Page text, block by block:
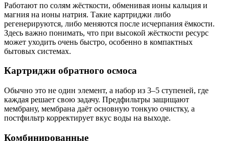
Работают по солям жёсткости, обменивая ионы кальция и
магния на ионы натрия. Такие картриджи либо
регенерируются, либо меняются после исчерпания ёмкости.
Здесь важно понимать, что при высокой жёсткости ресурс
может уходить очень быстро, особенно в компактных
бытовых системах.
Картриджи обратного осмоса
Обычно это не один элемент, а набор из 3–5 ступеней, где
каждая решает свою задачу. Предфильтры защищают
мембрану, мембрана даёт основную тонкую очистку, а
постфильтр корректирует вкус воды на выходе.
Комбинированные